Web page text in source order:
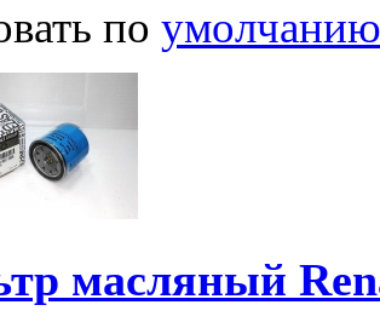
по умолчанию
масляный